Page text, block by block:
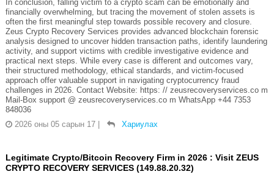
In conclusion, falling victim to a crypto scam can be emotionally and
financially overwhelming, but tracing the movement of stolen assets is
often the first meaningful step towards possible recovery and closure.
Zeus Crypto Recovery Services provides advanced blockchain forensic
analysis designed to uncover hidden transaction paths, identify laundering
activity, and support victims with credible investigative evidence and
practical next steps. While every case is different and outcomes vary,
their structured methodology, ethical standards, and victim-focused
approach offer valuable support in navigating cryptocurrency fraud
challenges in 2026. Contact Website: https: // zeusrecoveryservices.co m
Mail-Box support @ zeusrecoveryservices.co m WhatsApp +44 7353
848036
2026 оны 05 сарын 17 | Хариулах
Legitimate Crypto/Bitcoin Recovery Firm in 2026 : Visit ZEUS
CRYPTO RECOVERY SERVICES (149.88.20.32)